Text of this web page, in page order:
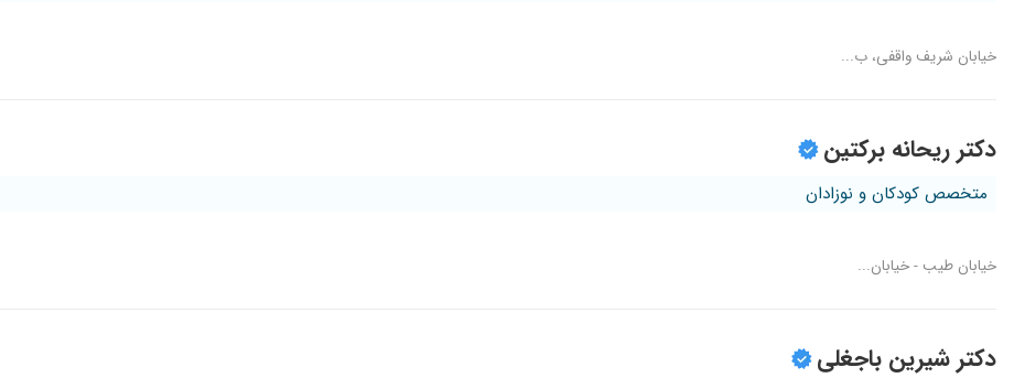
خیابان شریف واقفی، ب...
دکتر ریحانه برکتین
متخصص کودکان و نوزادان
خیابان طیب - خیابان...
دکتر شیرین باجغلی